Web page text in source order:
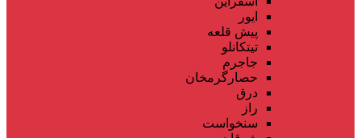
ایور
پیش قلعه
تیتکانلو
جاجرم
حصارگرمخان
درق
راز
سنخواست